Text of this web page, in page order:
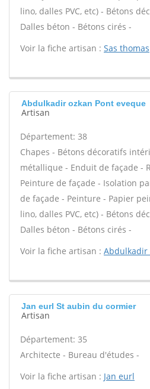
lino, dalles PVC, etc) - Bétons
Dalles béton - Bétons cirés -
Voir la fiche artisan : Sas thomas
Abdulkadir ozkan Pont eveque
Artisan
Département: 38
Chapes - Bétons décoratifs
métallique - Enduit de façade -
Peinture de façade - Isolation
de façade - Peinture - Papier
lino, dalles PVC, etc) - Bétons
Dalles béton - Bétons cirés -
Voir la fiche artisan : Abdulkadir
Jan eurl St aubin du cormier
Artisan
Département: 35
Architecte - Bureau d'études -
Voir la fiche artisan : Jan eurl